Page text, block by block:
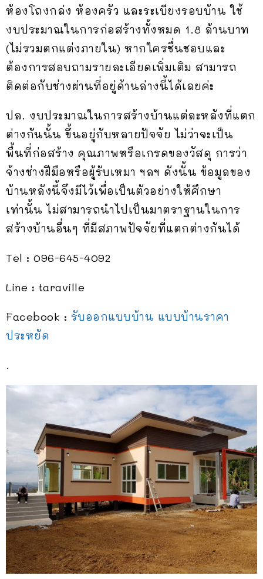
ห้องโถงกล่ง ห้องครัว และระเบียงรอบบ้าน ใช้
งบประมาณในการก่อสร้างทั้งหมด 1.8 ล้านบาท
(ไม่รวมตกแต่งภายใน) หากใครชื่นชอบและ
ต้องการสอบถามรายละเอียดเพิ่มเติม สามารถ
ติดต่อกับช่างผ่านที่อยู่ด้านล่างนี้ได้เลยค่ะ
ปล. งบประมาณในการสร้างบ้านแต่ละหลังที่แตก
ต่างกันนั้น ขึ้นอยู่กับหลายปัจจัย ไม่ว่าจะเป็น
พื้นที่ก่อสร้าง คุณภาพหรือเกรดของวัสดุ การว่า
จ้างช่างฝีมือหรือผู้รับเหมา ฯลฯ ดังนั้น ข้อมูลของ
บ้านหลังนี้จึงมีไว้เพื่อเป็นตัวอย่างให้ศึกษา
เท่านั้น ไม่สามารถนำไปเป็นมาตราฐานในการ
สร้างบ้านอื่นๆ ที่มีสภาพปัจจัยที่แตกต่างกันได้
Tel : 096-645-4092
Line : taraville
Facebook : รับออกแบบบ้าน แบบบ้านราคา
ประหยัด
.